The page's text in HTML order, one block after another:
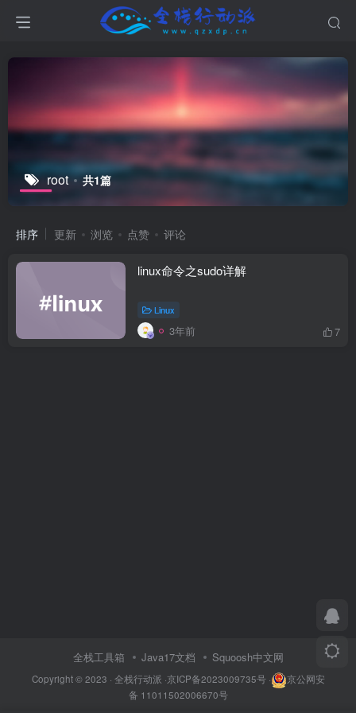
root 共1篇
排序 更新 浏览 点赞 评论
linux命令之sudo详解
Linux
3年前 7
全栈工具箱 Java17文档 Squoosh中文网
Copyright © 2023 · 全栈行动派 ·京ICP备2023009735号·
京公网安
备 11011502006670号